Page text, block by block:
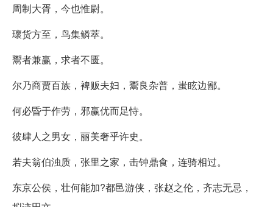
周制大胥，今也惟尉。
瓌货方至，鸟集鳞萃。
鬻者兼赢，求者不匮。
尔乃商贾百族，裨贩夫妇，鬻良杂普，蚩眩边鄙。
何必昏于作劳，邪赢优而足恃。
彼肆人之男女，丽美奢乎许史。
若夫翁伯浊质，张里之家，击钟鼎食，连骑相过。
东京公侯，壮何能加?都邑游侠，张赵之伦，齐志无忌，